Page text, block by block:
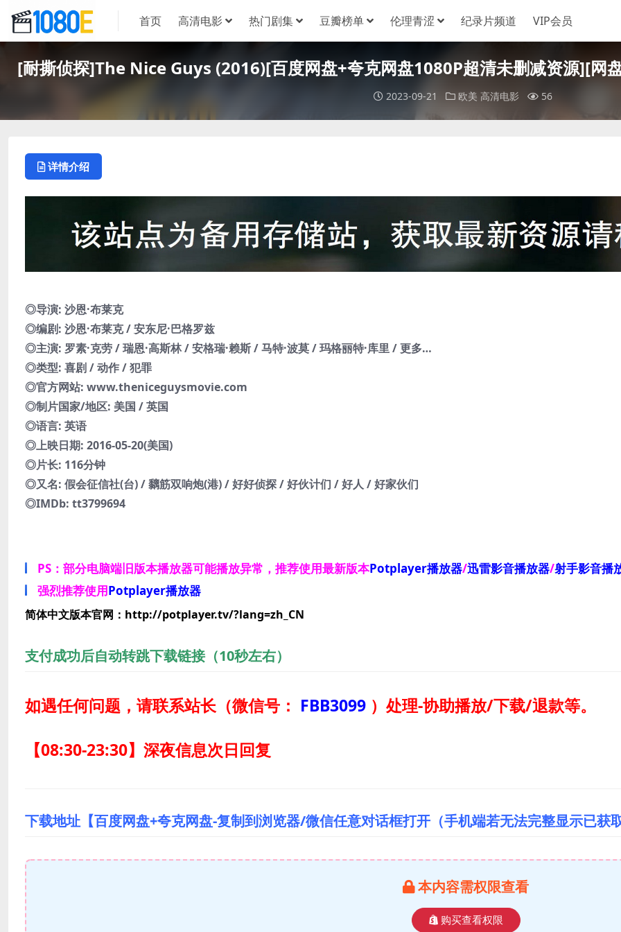
首页 高清电影 热门剧集 豆瓣榜单 伦理青涩 纪录片频道 VIP会员
[耐撕侦探]The Nice Guys (2016)[百度网盘+夸克网盘1080P超清未删减资源][
2023-09-21 欧美 高清电影 56
详情介绍
◎导演: 沙恩·布莱克
◎编剧: 沙恩·布莱克 / 安东尼·巴格罗兹
◎主演: 罗素·克劳 / 瑞恩·高斯林 / 安格瑞·赖斯 / 马特·波莫 / 玛格丽特·库里 / 更多…
◎类型: 喜剧 / 动作 / 犯罪
◎官方网站: www.theniceguysmovie.com
◎制片国家/地区: 美国 / 英国
◎语言: 英语
◎上映日期: 2016-05-20(美国)
◎片长: 116分钟
◎又名: 假会征信社(台) / 黐筋双响炮(港) / 好好侦探 / 好伙计们 / 好人 / 好家伙们
◎IMDb: tt3799694
PS：部分电脑端旧版本播放器可能播放异常，推荐使用最新版本Potplayer播放器/迅雷影音播放器/射手影音播
强烈推荐使用Potplayer播放器
简体中文版本官网：http://potplayer.tv/?lang=zh_CN
支付成功后自动转跳下载链接（10秒左右）
如遇任何问题，请联系站长（微信号： FBB3099 ） 处理-协助播放/下载/退款等。
【08:30-23:30】深夜信息次日回复
下载地址【百度网盘+夸克网盘-复制到浏览器/微信任意对话框打开（手机端若无法完整显示已获
本内容需权限查看
购买查看权限